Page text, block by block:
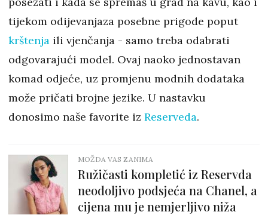
tijekom odijevanjaza posebne prigode poput
krštenja ili vjenčanja - samo treba odabrati
odgovarajući model. Ovaj naoko jednostavan
komad odjeće, uz promjenu modnih dodataka
može pričati brojne jezike. U nastavku
donosimo naše favorite iz Reserveda.
MOŽDA VAS ZANIMA
Ružičasti kompletić iz Reservda
neodoljivo podsjeća na Chanel, a
cijena mu je nemjerljivo niža